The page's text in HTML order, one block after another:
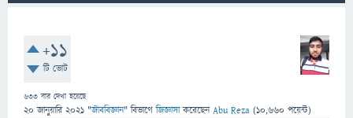
+11
টি ভোট
633 বার দেখা হয়েছে
20 জানুয়ারি 2021 "জীববিজ্ঞান" বিভাগে জিজ্ঞাসাকরেছেনAbu Reza (10,660 পয়েন্ট)